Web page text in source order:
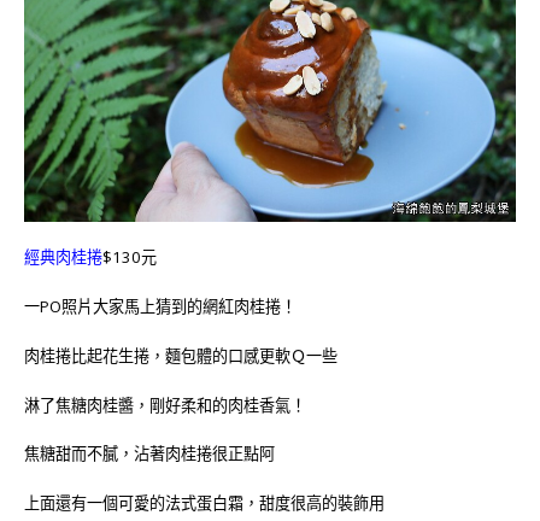
經典肉桂捲$130元
一PO照片大家馬上猜到的網紅肉桂捲！
肉桂捲比起花生捲，麵包體的口感更軟Ｑ一些
淋了焦糖肉桂醬，剛好柔和的肉桂香氣！
焦糖甜而不膩，沾著肉桂捲很正點阿
上面還有一個可愛的法式蛋白霜，甜度很高的裝飾用